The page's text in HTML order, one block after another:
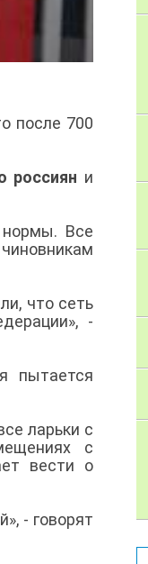
после 700
россиян и
нормы. Все
что сеть
-
пытается
ларьки с
с
вести о
- говорят